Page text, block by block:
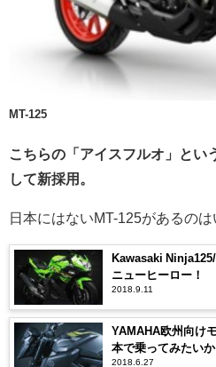
MT-125
こちらの「アイスフルオ」とい
して新採用。
日本にはないMT-125があるのは
Kawasaki
ニューヒーロー！
2018.9.11
YAMAHA欧州向け
本で乗ってみたい
2018.6.27